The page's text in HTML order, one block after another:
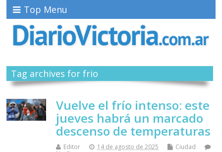
Top Menu
Tag archives for frio
Vuelve el frío intenso: este
jueves habrá un marcado
descenso de temperaturas
Editor 14 de agosto de 2025
Ciudad